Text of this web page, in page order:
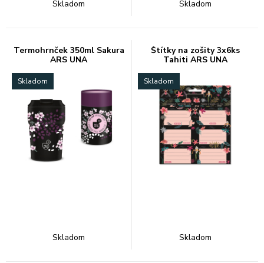
Skladom Skladom
Termohrnček 350ml Sakura
ARS UNA
Skladom
Skladom
Štítky na zošity 3x6ks
Tahiti ARS UNA
Skladom
Skladom